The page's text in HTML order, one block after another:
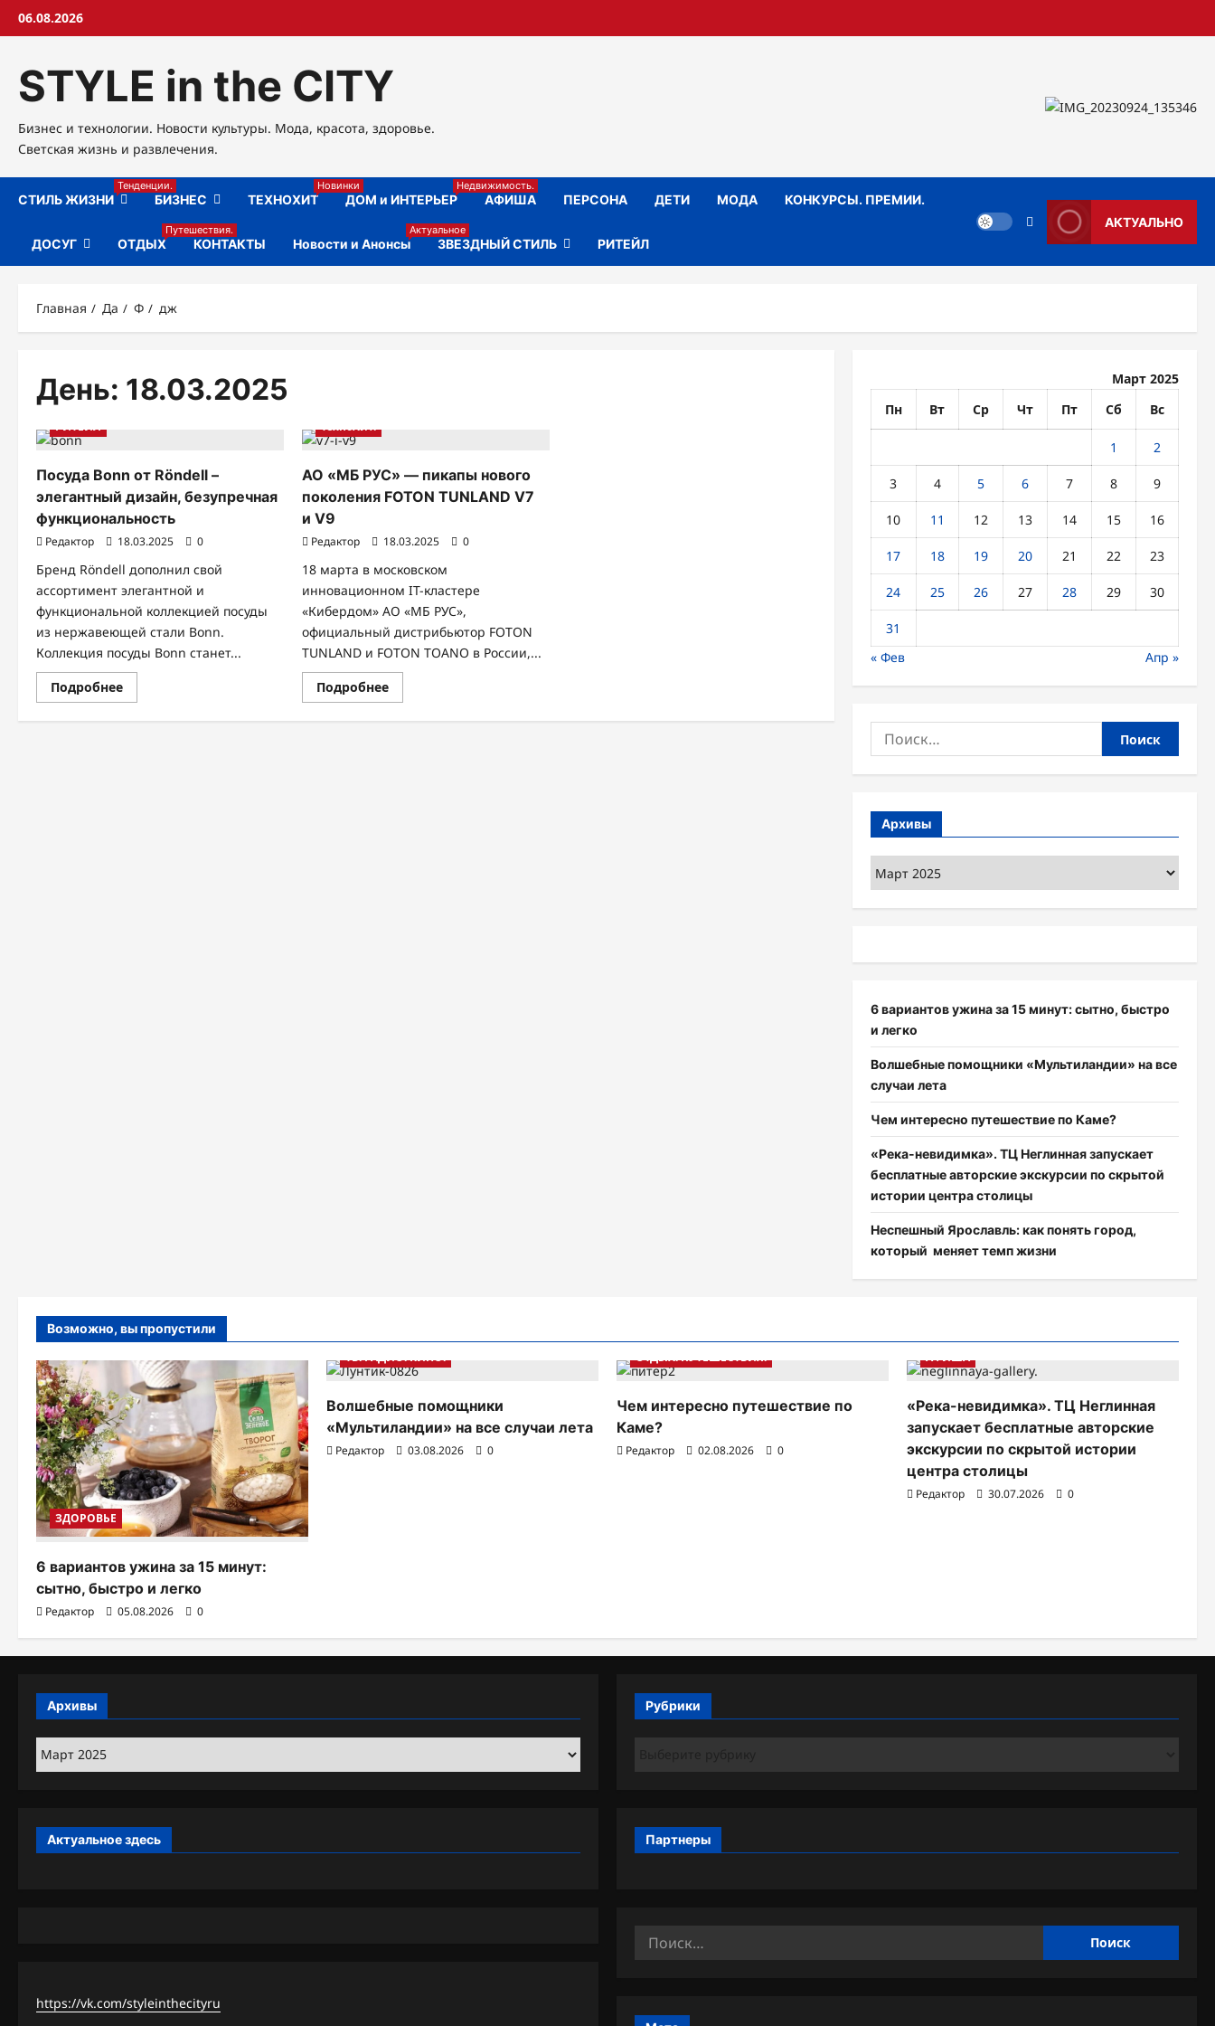
Перейти
06.08.2026
STYLE in the CITY
Бизнес и технологии. Новости культуры. Мода, красота, здоровье.
Светская жизнь и развлечения.
СТИЛЬ ЖИЗНИ
Тенденции.
БИЗНЕС ТЕХНОХИТ
Новинки
ДОМ и ИНТЕРЬЕР
Недвижимость.
АФИША ПЕРСОНА ДЕТИ МОДА КОНКУРСЫ. ПРЕМИИ.
ДОСУГ ОТДЫХ
Путешествия.
КОНТАКТЫ Новости и Анонсы
Актуальное
ЗВЕЗДНЫЙ СТИЛЬ РИТЕЙЛ
АКТУАЛЬНО
Главная Да Ф дж
День: 18.03.2025
РИТЕЙЛ
Посуда Bonn от Röndell –
элегантный дизайн, безупречная
функциональность
Редактор 18.03.2025 0
Бренд Röndell дополнил свой
ассортимент элегантной и
функциональной коллекцией посуды
из нержавеющей стали Bonn.
Коллекция посуды Bonn станет...
ПодробнееПрочитать
больше
Посуда
ТехноХит.
АО «МБ РУС» — пикапы нового
поколения FOTON TUNLAND V7
и V9
Редактор 18.03.2025 0
18 марта в московском
инновационном IT-кластере
«Кибердом» АО «МБ РУС»,
официальный дистрибьютор FOTON
TUNLAND и FOTON TOANO в России,...
ПодробнееПрочитать
больше
АО
Март 2025
Пн
Вт Ср Чт Пт Сб Вс
1 2
3 4 5 6 7 8 9
10 11 12 13 14 15 16
17 18 19 20 21 22 23
24 25 26 27 28 29 30
31
« Фев
Апр »
Найти:
Архивы
Архивы
6 вариантов ужина за 15 минут: сытно, быстро
и легко
Волшебные помощники «Мультиландии» на все
случаи лета
Чем интересно путешествие по Каме?
«Река-невидимка». ТЦ Неглинная запускает
бесплатные авторские экскурсии по скрытой
истории центра столицы
Неспешный Ярославль: как понять город,
который меняет темп жизни
Возможно, вы пропустили
ЗДОРОВЬЕ
6 вариантов ужина за 15 минут:
сытно, быстро и легко
Редактор 05.08.2026 0
ТВ. РАДИО. КИНО.
Волшебные помощники
«Мультиландии» на все случаи лета
Редактор 03.08.2026 0
ОТДЫХ. ПУТЕШЕСТВИЯ.
Чем интересно путешествие по
Каме?
Редактор 02.08.2026 0
АФИША
«Река-невидимка». ТЦ Неглинная
запускает бесплатные авторские
экскурсии по скрытой истории
центра столицы
Редактор 30.07.2026 0
Архивы
Архивы
Актуальное здесь
https://vk.com/styleinthecityru
Рубрики
Партнеры
Найти: